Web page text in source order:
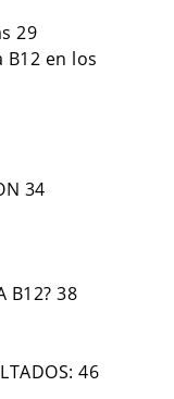
29
en los
34
B12? 38
46